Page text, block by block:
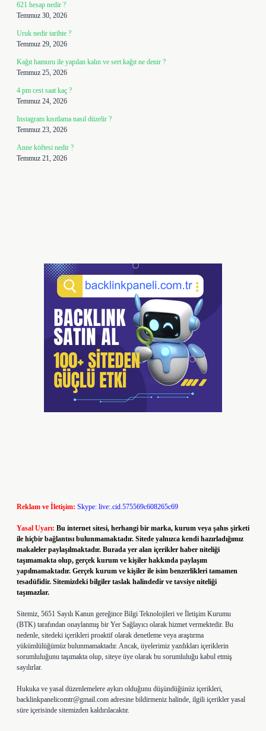
621 hesap nedir ?
Temmuz 30, 2026
Uruk nedir tarihte ?
Temmuz 29, 2026
Kağıt hamuru ile yapılan kalın ve sert kağıt ne denir ?
Temmuz 25, 2026
4 pm cest saat kaç ?
Temmuz 24, 2026
Instagram kısıtlama nasıl düzelir ?
Temmuz 23, 2026
Anne köftesi nedir ?
Temmuz 21, 2026
Reklam ve İletişim: Skype: live:.cid.575569c608265c69
Yasal Uyarı: Bu internet sitesi, herhangi bir marka, kurum veya şahıs şirketi
ile hiçbir bağlantısı bulunmamaktadır. Sitede yalnızca kendi hazırladığımız
makaleler paylaşılmaktadır. Burada yer alan içerikler haber niteliği
taşımamakta olup, gerçek kurum ve kişiler hakkında paylaşım
yapılmamaktadır. Gerçek kurum ve kişiler ile isim benzerlikleri tamamen
tesadüfidir. Sitemizdeki bilgiler taslak halindedir ve tavsiye niteliği
taşımazlar.
Sitemiz, 5651 Sayılı Kanun gereğince Bilgi Teknolojileri ve İletişim Kurumu
(BTK) tarafından onaylanmış bir Yer Sağlayıcı olarak hizmet vermektedir. Bu
nedenle, sitedeki içerikleri proaktif olarak denetleme veya araştırma
yükümlülüğümüz bulunmamaktadır. Ancak, üyelerimiz yazdıkları içeriklerin
sorumluluğunu taşımakta olup, siteye üye olarak bu sorumluluğu kabul etmiş
sayılırlar.
Hukuka ve yasal düzenlemelere aykırı olduğunu düşündüğünüz içerikleri,
backlinkpanelicomtr@gmail.com adresine bildirmeniz halinde, ilgili içerikler yasal
süre içerisinde sitemizden kaldırılacaktır.